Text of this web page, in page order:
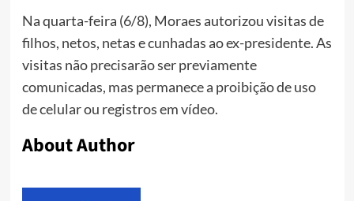
Na quarta-feira (6/8), Moraes autorizou visitas de
filhos, netos, netas e cunhadas ao ex-presidente. As
visitas não precisarão ser previamente
comunicadas, mas permanece a proibição de uso
de celular ou registros em vídeo.
About Author